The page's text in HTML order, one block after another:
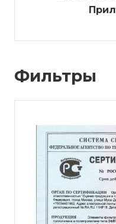
Фильтры